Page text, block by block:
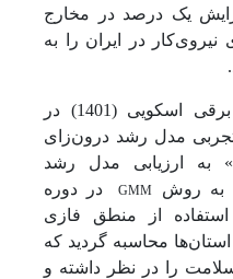
یک درصد در مخارج
در ایران را به
مظفری، زانا و محمدمهدی برقی اسکویی (1401) در
مدل رشد درون‌زای
به ارزیابی مدل رشد
به روش GMM
در دوره
و با استفاده از منطق فازی
محاسبه گردید که
را در نظر داشته و